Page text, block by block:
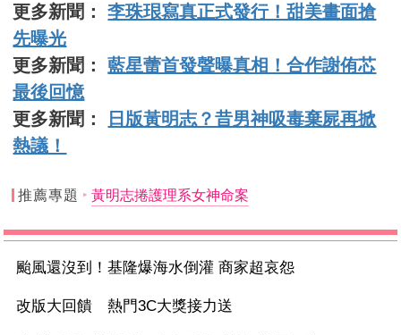
更多新聞：李珠珢寫真正式發行！甜美畫面搶
先曝光
更多新聞：藍星蕾首發聲曝真相！合作謝侑芯
最後回憶
更多新聞：
日版黃明志？昔男神吸毒棄屍再掀
熱議！
推薦專題 黃明志捲護理系女神命案
颱風還沒到！基隆爆海水倒灌 商家超哀怨
改版大回饋 熱門3C大獎接力送